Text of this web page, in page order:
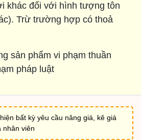
khác đối với hình tượng tôn
Trừ trường hợp có thoả
sản phẩm vi phạm thuần
pháp luật
bất kỳ yêu cầu nâng giá, kê giá
nhân viên